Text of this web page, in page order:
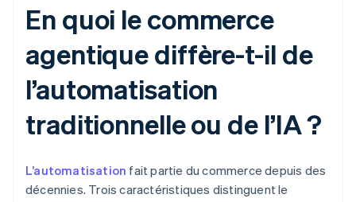
En quoi le commerce
agentique diffère-t-il de
l’automatisation
traditionnelle ou de l’IA ?
L’automatisation fait partie du commerce depuis des
décennies. Trois caractéristiques distinguent le